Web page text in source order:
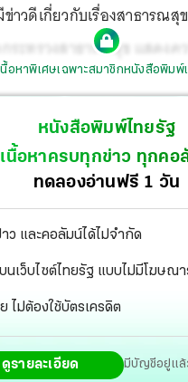
าวดีเกี่ยวกับเรื่องสาธารณ
ะทรวงสาธารณสุข แสดงคว
มีนาคม 2565 โควิดน่าจะสงบ
ะชาชนต้องสวมหน้ากากอนา
นื้อหาพิเศษเฉพาะสมาชิกหนังสือพิมพ์
หนังสือพิมพ์ไทยรัฐ
เนื้อหาครบทุกข่าว ทุกคอ
ทดลองอ่านฟรี 1 วัน
ว และคอลัมน์ได้ไม่จำกัด
นเว็บไซต์ไทยรัฐ แบบไม่มีโฆษณ
ไม่ต้องใช้บัตรเครดิต
ดูรายละเอียด มีบัญชีอยู่แล้